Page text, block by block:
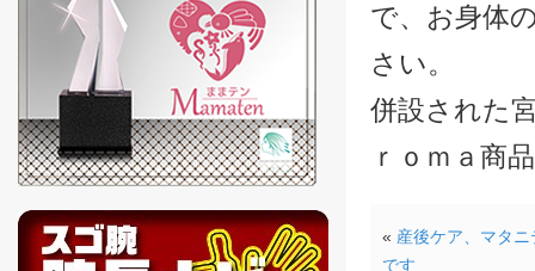
で、お身体
さい。
併設された
ｒｏｍａ商
« 産後ケア、マタ
です